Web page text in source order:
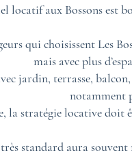
locatif aux Bossons est
qui choisissent Les
mais avec plus
jardin, terrasse,
notamment
la stratégie locative doit
standard aura souvent